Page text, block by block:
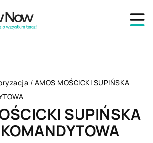
/ AMOS MOŚCICKI SUPIŃSKA
SUPIŃSKA